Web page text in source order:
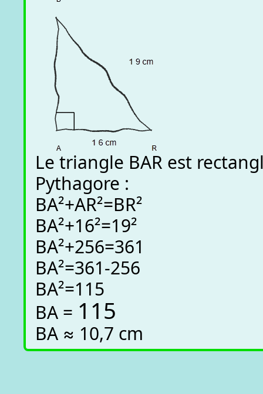
Le triangle BAR est
Pythagore :
BA²+AR²=BR²
BA²+16²=19²
BA²+256=361
BA²=361-256
BA²=115
BA = 115
BA ≈ 10,7 cm